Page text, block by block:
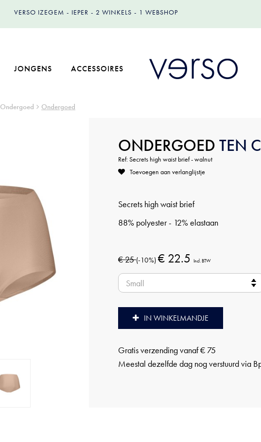
VERSO IZEGEM IEPER 2 WINKELS 1 WEBSHOP
JONGENS ACCESSOIRES
Ondergoed Ondergoed
ONDERGOED TEN
Ref: Secrets high waist brief - walnut
Toevoegen aan verlanglijstje
Secrets high waist brief
88% polyester - 12% elastaan
€ 25(-10%) € 22.5 Incl. BTW
IN WINKELMANDJE
Gratis verzending vanaf € 75
Meestal dezelfde dag nog verstuurd via